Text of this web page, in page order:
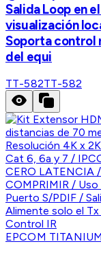
Salida Loop en
visualización
Soporta control
del equi
TT-582TT-582
EPCOM TITANIUM